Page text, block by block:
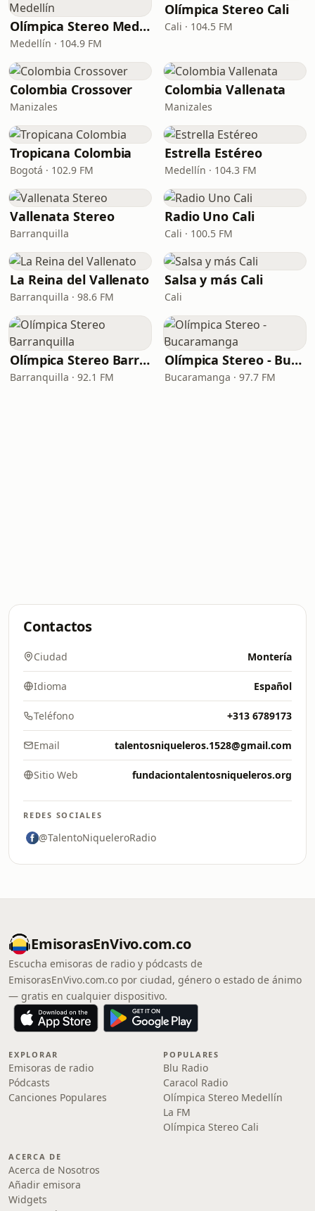
Olímpica Stereo Medellín
Medellín · 104.9 FM
Olímpica Stereo Cali
Cali · 104.5 FM
Colombia Crossover
Manizales
Colombia Vallenata
Manizales
Tropicana Colombia
Bogotá · 102.9 FM
Estrella Estéreo
Medellín · 104.3 FM
Vallenata Stereo
Barranquilla
Radio Uno Cali
Cali · 100.5 FM
La Reina del Vallenato
Barranquilla · 98.6 FM
Salsa y más Cali
Cali
Olímpica Stereo Barranquilla
Barranquilla · 92.1 FM
Olímpica Stereo - Bucaramanga
Bucaramanga · 97.7 FM
Contactos
Ciudad Montería
Idioma Español
Teléfono +313 6789173
Email talentosniqueleros.1528@gmail.com
Sitio Web fundaciontalentosniqueleros.org
REDES SOCIALES
@TalentoNiqueleroRadio
EmisorasEnVivo.com.co
Escucha emisoras de radio y pódcasts de
EmisorasEnVivo.com.co por ciudad, género o estado de ánimo
— gratis en cualquier dispositivo.
EXPLORAR
Emisoras de radio
Pódcasts
Canciones Populares
POPULARES
Blu Radio
Caracol Radio
Olímpica Stereo Medellín
La FM
Olímpica Stereo Cali
ACERCA DE
Acerca de Nosotros
Añadir emisora
Widgets